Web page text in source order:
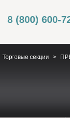
8 (800) 600-
Торговые секции >